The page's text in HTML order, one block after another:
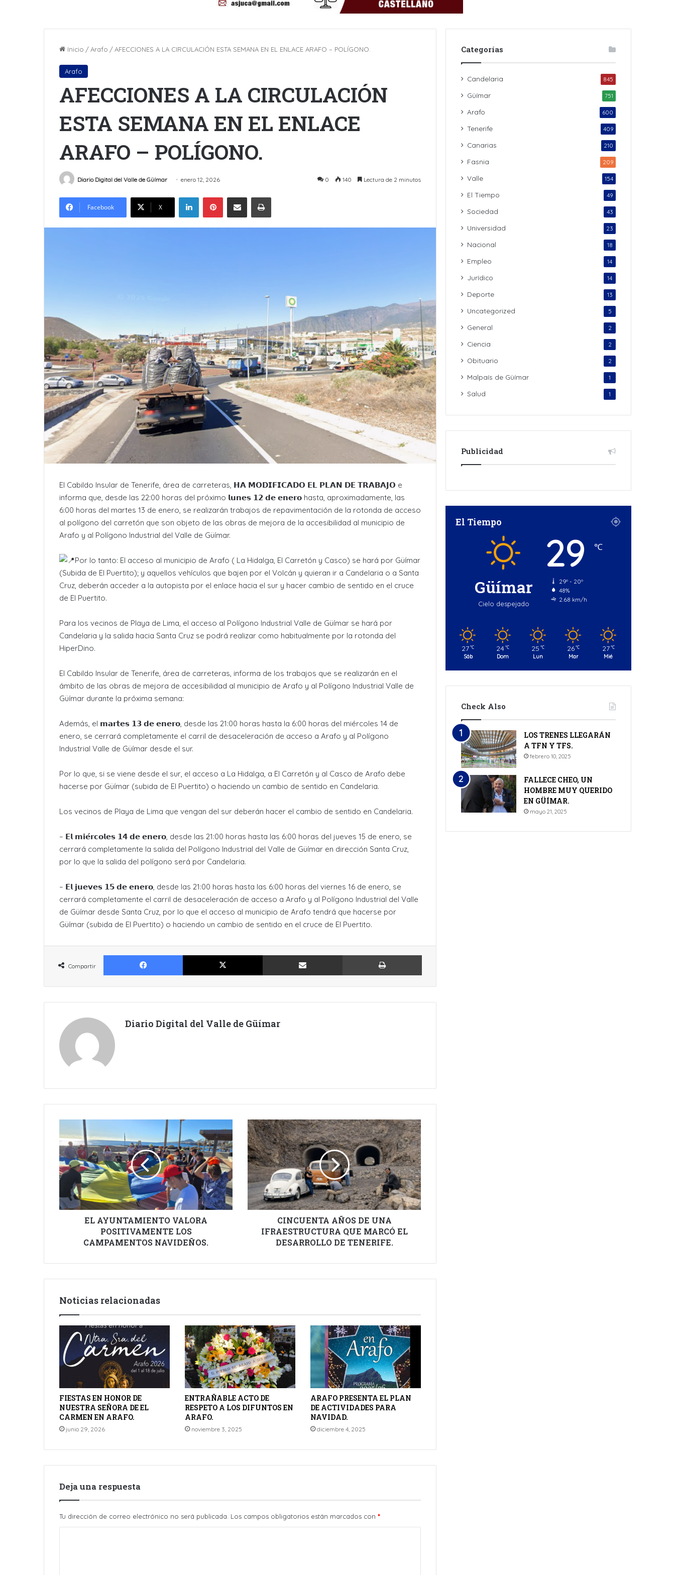
Inicio /Arafo /AFECCIONES A LA CIRCULACIÓN ESTA SEMANA EN EL ENLACE ARAFO – POLÍGONO.
Arafo
AFECCIONES A LA CIRCULACIÓN
ESTA SEMANA EN EL ENLACE
ARAFO – POLÍGONO.
Diario Digital del Valle de Güímar enero 12, 2026 0 140 Lectura de 2 minutos
Facebook X
LinkedInPinterestCompartir por Email Imprimir
El Cabildo Insular de Tenerife, área de carreteras, 𝗛𝗔 𝗠𝗢𝗗𝗜𝗙𝗜𝗖𝗔𝗗𝗢 𝗘𝗟 𝗣𝗟𝗔𝗡 𝗗𝗘 𝗧𝗥𝗔𝗕𝗔𝗝𝗢 e
informa que, desde las 22:00 horas del próximo 𝗹𝘂𝗻𝗲𝘀 𝟭𝟮 𝗱𝗲 𝗲𝗻𝗲𝗿𝗼 hasta, aproximadamente, las
6:00 horas del martes 13 de enero, se realizarán trabajos de repavimentación de la rotonda de acceso
al polígono del carretón que son objeto de las obras de mejora de la accesibilidad al municipio de
Arafo y al Polígono Industrial del Valle de Güímar.
Por lo tanto: El acceso al municipio de Arafo ( La Hidalga, El Carretón y Casco) se hará por Güímar
(Subida de El Puertito); y aquellos vehículos que bajen por el Volcán y quieran ir a Candelaria o a Santa
Cruz, deberán acceder a la autopista por el enlace hacia el sur y hacer cambio de sentido en el cruce
de El Puertito.
Para los vecinos de Playa de Lima, el acceso al Polígono Industrial Valle de Güímar se hará por
Candelaria y la salida hacia Santa Cruz se podrá realizar como habitualmente por la rotonda del
HiperDino.
El Cabildo Insular de Tenerife, área de carreteras, informa de los trabajos que se realizarán en el
ámbito de las obras de mejora de accesibilidad al municipio de Arafo y al Polígono Industrial Valle de
Güímar durante la próxima semana:
Además, el 𝗺𝗮𝗿𝘁𝗲𝘀 𝟭𝟯 𝗱𝗲 𝗲𝗻𝗲𝗿𝗼, desde las 21:00 horas hasta la 6:00 horas del miércoles 14 de
enero, se cerrará completamente el carril de desaceleración de acceso a Arafo y al Polígono
Industrial Valle de Güímar desde el sur.
Por lo que, si se viene desde el sur, el acceso a La Hidalga, a El Carretón y al Casco de Arafo debe
hacerse por Güímar (subida de El Puertito) o haciendo un cambio de sentido en Candelaria.
Los vecinos de Playa de Lima que vengan del sur deberán hacer el cambio de sentido en Candelaria.
– 𝗘𝗹 𝗺𝗶𝗲́𝗿𝗰𝗼𝗹𝗲𝘀 𝟭𝟰 𝗱𝗲 𝗲𝗻𝗲𝗿𝗼, desde las 21:00 horas hasta las 6:00 horas del jueves 15 de enero, se
cerrará completamente la salida del Polígono Industrial del Valle de Güímar en dirección Santa Cruz,
por lo que la salida del polígono será por Candelaria.
– 𝗘𝗹 𝗷𝘂𝗲𝘃𝗲𝘀 𝟭𝟱 𝗱𝗲 𝗲𝗻𝗲𝗿𝗼, desde las 21:00 horas hasta las 6:00 horas del viernes 16 de enero, se
cerrará completamente el carril de desaceleración de acceso a Arafo y al Polígono Industrial del Valle
de Güímar desde Santa Cruz, por lo que el acceso al municipio de Arafo tendrá que hacerse por
Güímar (subida de El Puertito) o haciendo un cambio de sentido en el cruce de El Puertito.
Compartir
Facebook X Compartir por Email Imprimir
Diario Digital del Valle de Güímar
AYUNTAMIENTO
VALORA
POSITIVAMENTE
LOS
CAMPAMENTOS
NAVIDEÑOS.
EL AYUNTAMIENTO VALORA
POSITIVAMENTE LOS
CAMPAMENTOS NAVIDEÑOS.
CINCUENTA
AÑOS
DE
UNA
IFRAESTRUCTURA
QUE
MARCÓ
EL
DESARROLLO
TENERIFE.
CINCUENTA AÑOS DE UNA
IFRAESTRUCTURA QUE MARCÓ EL
DESARROLLO DE TENERIFE.
Noticias relacionadas
FIESTAS EN HONOR DE
NUESTRA SEÑORA DE EL
CARMEN EN ARAFO.
junio 29, 2026
ENTRAÑABLE ACTO DE
RESPETO A LOS DIFUNTOS EN
ARAFO.
noviembre 3, 2025
ARAFO PRESENTA EL PLAN
DE ACTIVIDADES PARA
NAVIDAD.
diciembre 4, 2025
Deja una respuesta
Tu dirección de correo electrónico no será publicada. Los campos obligatorios están marcados con *
Categorías
Candelaria 845
Güímar 751
Arafo 600
Tenerife 409
Canarias 210
Fasnia 209
Valle 154
El Tiempo 49
Sociedad 43
Universidad 23
Nacional 18
Empleo 14
Jurídico 14
Deporte 13
Uncategorized 5
General 2
Ciencia 2
Obituario 2
Malpaís de Güímar 1
Salud 1
Publicidad
El Tiempo
Güímar
Cielo despejado
29 ℃
29º - 20º
48%
2.68 km/h
27 ℃
Sáb
24 ℃
Dom
25 ℃
Lun
26 ℃
Mar
27 ℃
Mié
Check Also
LOS TRENES LLEGARÁN
A TFN Y TFS.
febrero 10, 2025
FALLECE CHEO, UN
HOMBRE MUY QUERIDO
EN GÜÍMAR.
mayo 21, 2025